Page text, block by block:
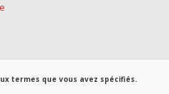
termes que vous avez spécifiés.